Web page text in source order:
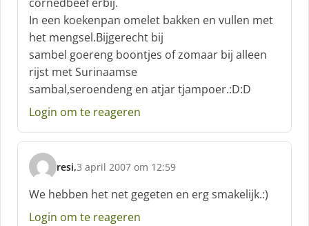
e
e
f
In een koekenpan omelet bakken en vullen met
het mengsel.Bijgerecht bij
sambel goereng boontjes of zomaar bij alleen
rijst met Surinaamse
sambal,seroendeng en atjar tjampoer.:D:D
Login om te reageren
resi,
s
c
h
r
3 april 2007 om 12:59
We hebben het net gegeten en erg smakelijk.:)
Login om te reageren